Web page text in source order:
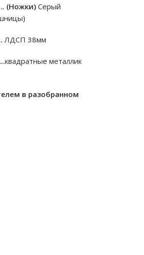
(Ножки) Серый
ЛДСП 38мм
квадратные металлик
в разобранном